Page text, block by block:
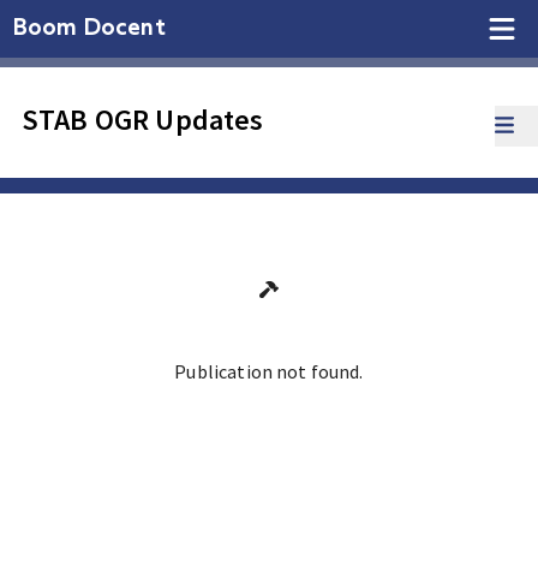
Boom Docent
STAB OGR Updates
Publication not found.